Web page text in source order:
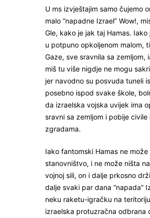
U ms izvještajim samo čujemo
malo “napadne Izrael” Wow!,
Gle, kako je jak taj Hamas.
u potpuno opkoljenom malom,
Gaze, sve sravnila sa zemljom,
miš tu više nigdje ne mogu
jer navodno su posvuda tuneli
posebno ispod svake škole,
da izraelska vojska uvijek ima
sravni sa zemljom i pobije civile
zgradama.
Iako fantomski Hamas ne
stanovništvo, i ne može ništa
vojnoj sili, on i dalje prkosno
dalje svaki par dana “napada”
neku raketu-igračku na
izraelska protuzračna odbrana